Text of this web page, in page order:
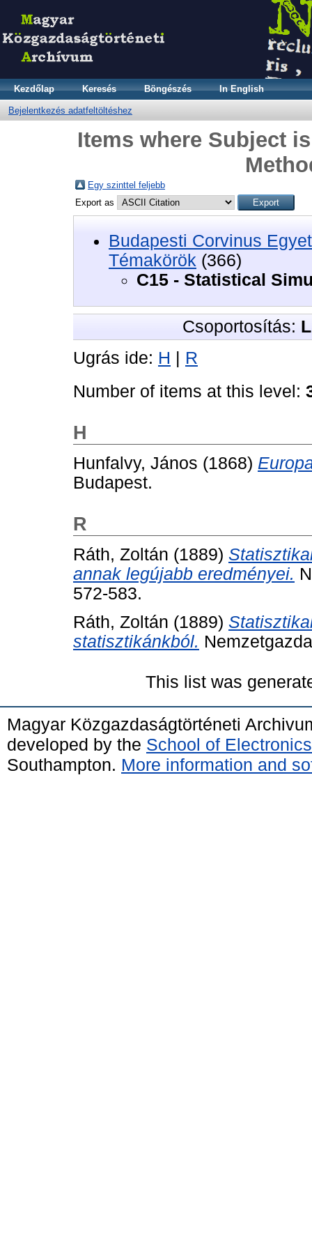
Kezdőlap Keresés Böngészés In English
Bejelentkezés adatfeltöltéshez
Items where Subject
Egy szinttel feljebb
Export as
Budapesti Corvinus
Témakörök (366)
C15 - Statistical
Csoportosítás:
Ugrás ide: H
R
Number of items at this level:
H
Hunfalvy, János (1868)
Budapest.
R
Ráth, Zoltán (1889)
annak legújabb eredményei.
572-583.
Ráth, Zoltán (1889)
statisztikánkból.
This list was
Magyar Közgazdaságtörténeti
developed by the School of
Southampton. More information and